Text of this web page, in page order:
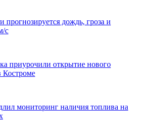
прогнозируется дождь, гроза и
с
приурочили открытие нового
Костроме
мониторинг наличия топлива на